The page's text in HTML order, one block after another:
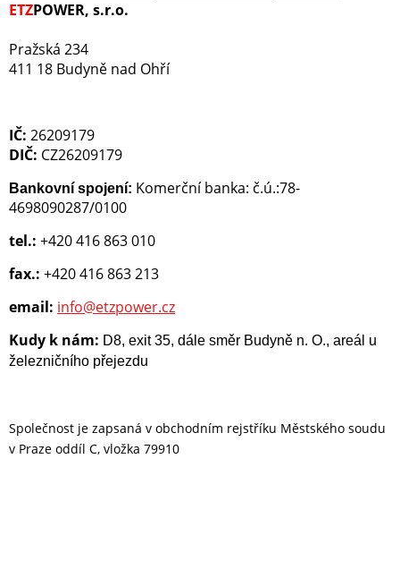
ETZPOWER, s.r.o.
Pražská 234
411 18 Budyně nad Ohří
IČ: 26209179
DIČ: CZ26209179
Bankovní spojení: Komerční banka: č.ú.:78-
4698090287/0100
tel.: +420 416 863 010
fax.: +420 416 863 213
email: info@etzpower.cz
Kudy k nám: D8, exit 35, dále směr Budyně n. O., areál u
železničního přejezdu
Společnost je zapsaná v obchodním rejstříku Městského soudu
v Praze oddíl C, vložka 79910